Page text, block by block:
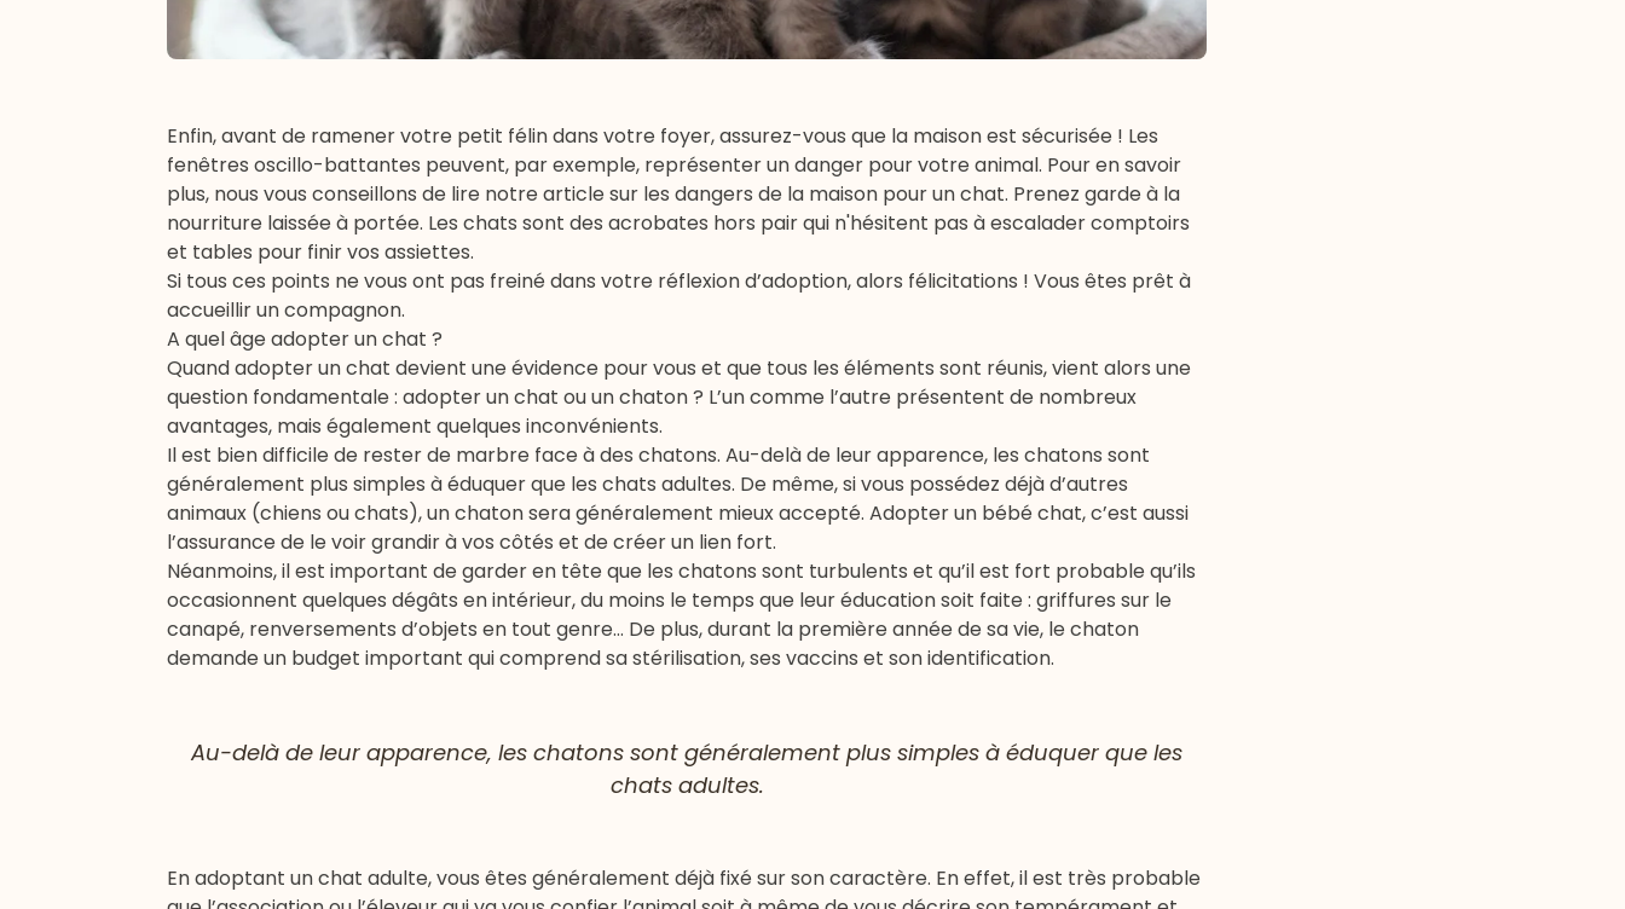
Enfin, avant de ramener votre petit félin dans votre foyer, assurez-vous que la maison est sécurisée ! Les
fenêtres oscillo-battantes peuvent, par exemple, représenter un danger pour votre animal. Pour en savoir
plus, nous vous conseillons de lire notre article sur les dangers de la maison pour un chat. Prenez garde à la
nourriture laissée à portée. Les chats sont des acrobates hors pair qui n'hésitent pas à escalader comptoirs
et tables pour finir vos assiettes.
Si tous ces points ne vous ont pas freiné dans votre réflexion d’adoption, alors félicitations ! Vous êtes prêt à
accueillir un compagnon.
A quel âge adopter un chat ?
Quand adopter un chat devient une évidence pour vous et que tous les éléments sont réunis, vient alors une
question fondamentale : adopter un chat ou un chaton ? L’un comme l’autre présentent de nombreux
avantages, mais également quelques inconvénients.
Il est bien difficile de rester de marbre face à des chatons. Au-delà de leur apparence, les chatons sont
généralement plus simples à éduquer que les chats adultes. De même, si vous possédez déjà d’autres
animaux (chiens ou chats), un chaton sera généralement mieux accepté. Adopter un bébé chat, c’est aussi
l’assurance de le voir grandir à vos côtés et de créer un lien fort.
Néanmoins, il est important de garder en tête que les chatons sont turbulents et qu’il est fort probable qu’ils
occasionnent quelques dégâts en intérieur, du moins le temps que leur éducation soit faite : griffures sur le
canapé, renversements d’objets en tout genre… De plus, durant la première année de sa vie, le chaton
demande un budget important qui comprend sa stérilisation, ses vaccins et son identification.
Au-delà de leur apparence, les chatons sont généralement plus simples à éduquer que les
chats adultes.
En adoptant un chat adulte, vous êtes généralement déjà fixé sur son caractère. En effet, il est très probable